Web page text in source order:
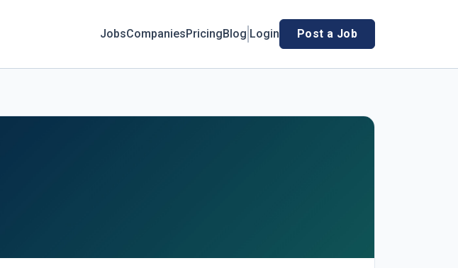
JobsCompaniesPricingBlog Login Post a Job